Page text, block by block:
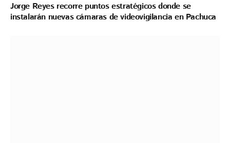
Jorge Reyes recorre puntos estratégicos donde se
instalarán nuevas cámaras de videovigilancia en Pachuca